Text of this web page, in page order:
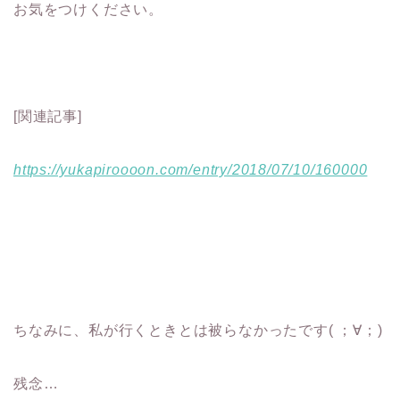
お気をつけください。
[関連記事]
https://yukapiroooon.com/entry/2018/07/10/160000
ちなみに、私が行くときとは被らなかったです( ；∀；)
残念…